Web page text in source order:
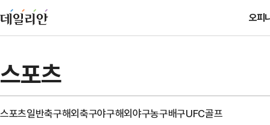
오피
스포츠
스포츠일반축구해외축구야구해외야구농구배구UFC골프